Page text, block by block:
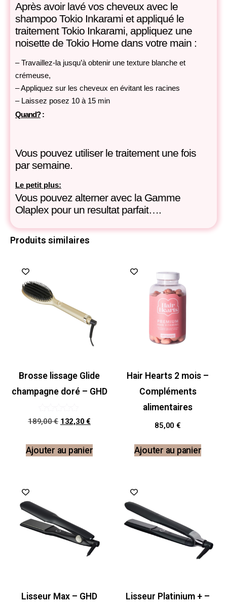
Après avoir lavé vos cheveux avec le
shampoo Tokio Inkarami et appliqué le
traitement Tokio Inkarami, appliquez une
noisette de Tokio Home dans votre main :
– Travaillez-la jusqu’à obtenir une texture blanche et
crémeuse,
– Appliquez sur les cheveux en évitant les racines
– Laissez posez 10 à 15 min
Quand?:
Vous pouvez utiliser le traitement une fois
par semaine.
Le petit plus:
Vous pouvez alterner avec la Gamme
Olaplex pour un resultat parfait….
Produits similaires
Brosse lissage Glide
champagne doré – GHD
Note
5.00
189,00€ 132,30€
Ajouter au panier
Hair Hearts 2 mois –
Compléments
alimentaires
85,00 €
Ajouter au panier
Lisseur Max – GHD
Lisseur Platinium + –